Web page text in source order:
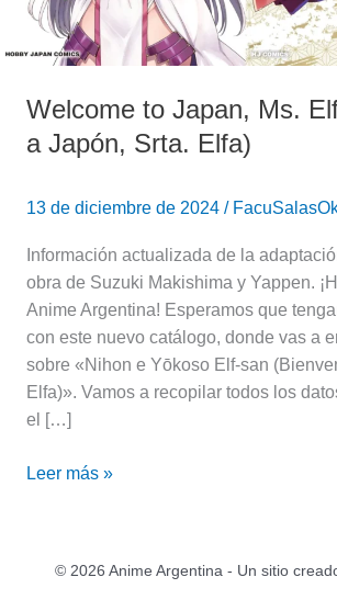
Welcome to Japan, Ms.
a Japón, Srta. Elfa)
13 de diciembre de 2024 /
Información actualizada de la
obra de Suzuki Makishima y Yappen.
Anime Argentina! Esperamos que
con este nuevo catálogo, donde vas a
sobre «Nihon e Yōkoso Elf-san
Elfa)». Vamos a recopilar todos los
el […]
Leer más »
© 2026 Anime Argentina - Un sitio